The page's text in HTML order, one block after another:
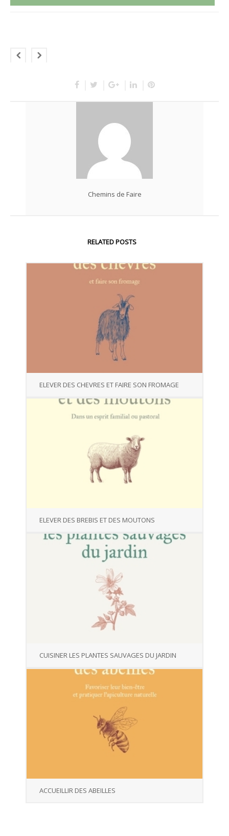
Chemins de Faire
RELATED POSTS
ELEVER DES CHEVRES ET FAIRE SON FROMAGE
ELEVER DES BREBIS ET DES MOUTONS
CUISINER LES PLANTES SAUVAGES DU JARDIN
ACCUEILLIR DES ABEILLES